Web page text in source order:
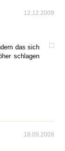
12.12.2009
das sich
schlagen
18.09.2009